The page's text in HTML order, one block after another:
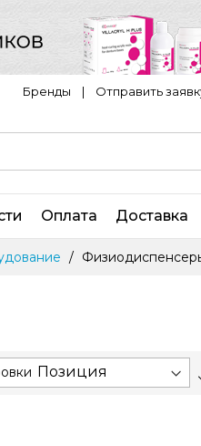
Бренды | Отправить
Оплата Доставка